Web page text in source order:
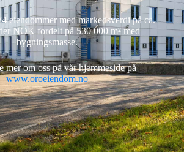
eiendommer med markedsverdi på ca.
NOK fordelt på 530 000 m² med
bygningsmasse.
mer om oss på vår hjemmeside på
www.oroeiendom.no